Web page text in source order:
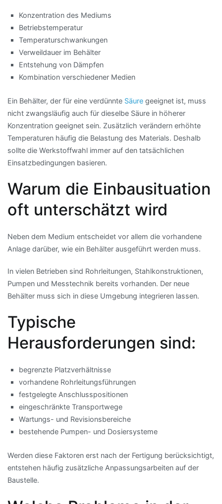
Konzentration des Mediums
Betriebstemperatur
Temperaturschwankungen
Verweildauer im Behälter
Entstehung von Dämpfen
Kombination verschiedener Medien
Ein Behälter, der für eine verdünnte Säure geeignet ist, muss
nicht zwangsläufig auch für dieselbe Säure in höherer
Konzentration geeignet sein. Zusätzlich verändern erhöhte
Temperaturen häufig die Belastung des Materials. Deshalb
sollte die Werkstoffwahl immer auf den tatsächlichen
Einsatzbedingungen basieren.
Warum die Einbausituation
oft unterschätzt wird
Neben dem Medium entscheidet vor allem die vorhandene
Anlage darüber, wie ein Behälter ausgeführt werden muss.
In vielen Betrieben sind Rohrleitungen, Stahlkonstruktionen,
Pumpen und Messtechnik bereits vorhanden. Der neue
Behälter muss sich in diese Umgebung integrieren lassen.
Typische
Herausforderungen sind:
begrenzte Platzverhältnisse
vorhandene Rohrleitungsführungen
festgelegte Anschlusspositionen
eingeschränkte Transportwege
Wartungs- und Revisionsbereiche
bestehende Pumpen- und Dosiersysteme
Werden diese Faktoren erst nach der Fertigung berücksichtigt,
entstehen häufig zusätzliche Anpassungsarbeiten auf der
Baustelle.